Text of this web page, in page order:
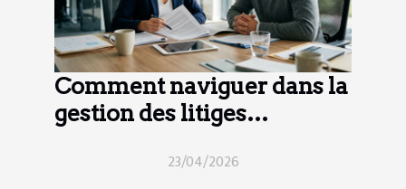
Comment naviguer dans la
gestion des litiges
23/04/2026